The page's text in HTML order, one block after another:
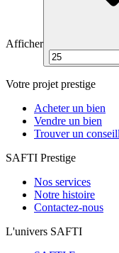
Afficher
Votre projet prestige
Acheter un bien
Vendre un bien
Trouver un
SAFTI Prestige
Nos services
Notre histoire
Contactez-nous
L'univers SAFTI